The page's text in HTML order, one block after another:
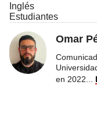
Inglés
Estudiantes
Omar
en 2022